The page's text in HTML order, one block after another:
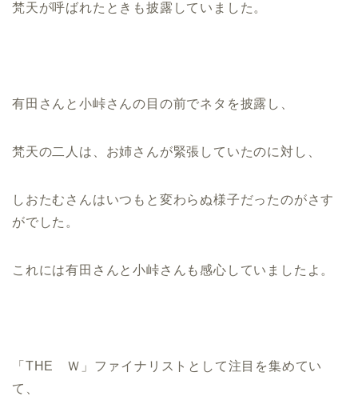
梵天が呼ばれたときも披露していました。
有田さんと小峠さんの目の前でネタを披露し、
梵天の二人は、お姉さんが緊張していたのに対し、
しおたむさんはいつもと変わらぬ様子だったのがさす
がでした。
これには有田さんと小峠さんも感心していましたよ。
「THE Ｗ」ファイナリストとして注目を集めてい
て、